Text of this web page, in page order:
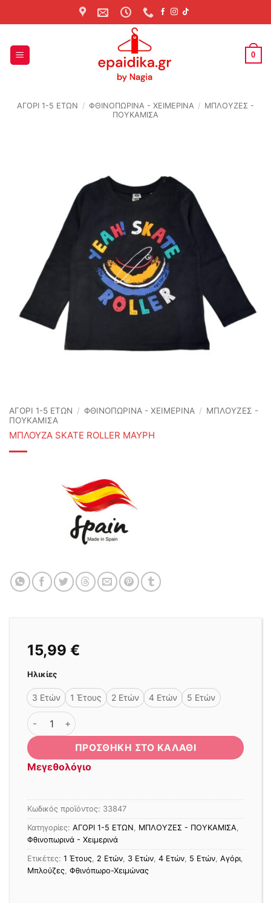
to
0
ΑΓΟΡΙ 1-5 ΕΤΩΝ / ΦΘΙΝΟΠΩΡΙΝΆ - ΧΕΙΜΕΡΙΝΆ / ΜΠΛΟΥΖΕΣ -
ΠΟΥΚΑΜΙΣΑ
ΑΓΟΡΙ 1-5 ΕΤΩΝ / ΦΘΙΝΟΠΩΡΙΝΆ - ΧΕΙΜΕΡΙΝΆ / ΜΠΛΟΥΖΕΣ -
ΠΟΥΚΑΜΙΣΑ
ΜΠΛΟΥΖΑ SKATE ROLLER ΜΑΥΡΗ
15,99 €
Ηλικίες
3 Ετών 1 Έτους 2 Ετών 4 Ετών
5 Ετών
ΜΠΛΟΥΖΑ SKATE ROLLER ΜΑΥΡΗ ποσότητα
ΠΡΟΣΘΉΚΗ ΣΤΟ ΚΑΛΆΘΙ
Μεγεθολόγιο
Κωδικός προϊόντος: 33847
Κατηγορίες: ΑΓΟΡΙ 1-5 ΕΤΩΝ ΜΠΛΟΥΖΕΣ - ΠΟΥΚΑΜΙΣΑ
Φθινοπωρινά - Χειμερινά
Ετικέτες: 1 Έτους 2 Ετών 3 Ετών 4 Ετών 5 Ετών Αγόρι
Μπλούζες Φθινόπωρο-Χειμώνας